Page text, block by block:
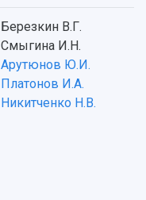
Березкин В.Г.
Смыгина И.Н.
Арутюнов Ю.И.
Платонов И.А.
Никитченко Н.В.